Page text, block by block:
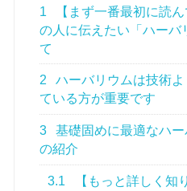
1
【まず一番最初に読
の人に伝えたい「ハーバ
て
2
ハーバリウムは技術
ている方が重要です
3
基礎固めに最適なハ
の紹介
3.1
【もっと詳しく知